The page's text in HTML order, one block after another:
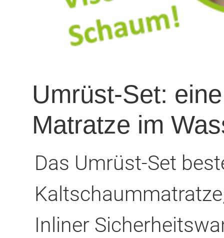
Umrüst-Set:
Matratze im
Das Umrüst-Set
Inliner